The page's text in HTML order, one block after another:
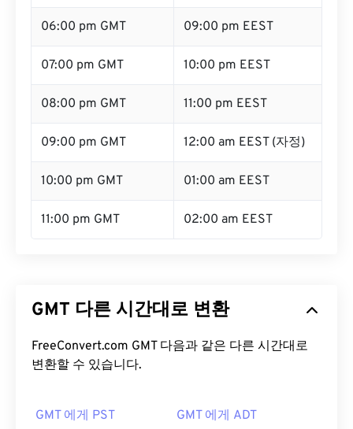
06:00 pm GMT 09:00 pm EEST
07:00 pm GMT 10:00 pm EEST
08:00 pm GMT 11:00 pm EEST
09:00 pm GMT 12:00 am EEST (자정)
10:00 pm GMT 01:00 am EEST
11:00 pm GMT 02:00 am EEST
GMT 다른 시간대로 변환
FreeConvert.com GMT 다음과 같은 다른 시간대로
변환할 수 있습니다.
GMT 에게 PST GMT 에게 ADT